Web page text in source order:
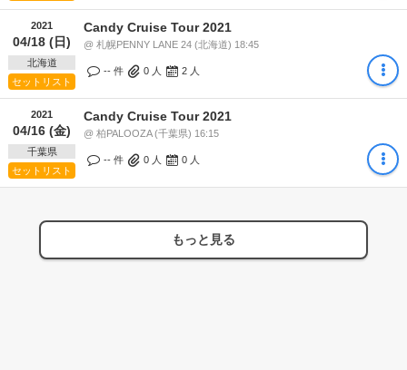
2021
04/18 (日)
北海道
セットリスト
Candy Cruise Tour 2021
@ 札幌PENNY LANE 24 (北海道) 18:45
-- 件 0 人 2 人
2021
04/16 (金)
千葉県
セットリスト
Candy Cruise Tour 2021
@ 柏PALOOZA (千葉県) 16:15
-- 件 0 人 0 人
もっと見る